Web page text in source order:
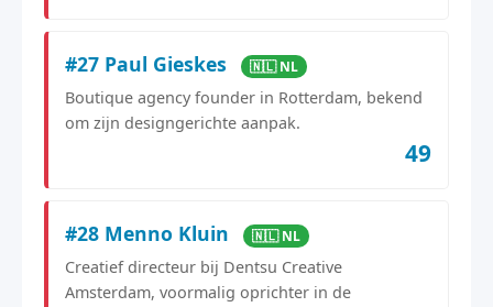
#27 Paul Gieskes 🇳🇱 NL
Boutique agency founder in Rotterdam, bekend
om zijn designgerichte aanpak.
49
#28 Menno Kluin 🇳🇱 NL
Creatief directeur bij Dentsu Creative
Amsterdam, voormalig oprichter in de